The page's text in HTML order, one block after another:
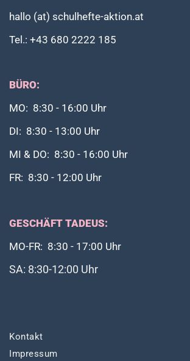
hallo (at) schulhefte-aktion.at
Tel.: +43 680 2222 185
BÜRO:
MO: 8:30 - 16:00 Uhr
DI: 8:30 - 13:00 Uhr
MI & DO: 8:30 - 16:00 Uhr
FR: 8:30 - 12:00 Uhr
GESCHÄFT TADEUS:
MO-FR: 8:30 - 17:00 Uhr
SA: 8:30-12:00 Uhr
Kontakt
Impressum